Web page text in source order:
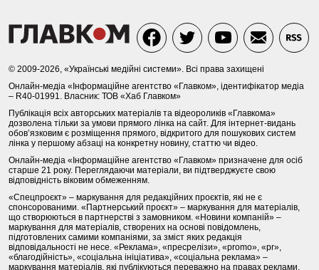
© 2009-2026, «Українські медійні системи». Всі права захищені
Онлайн-медіа «Інформаційне агентство «Главком», ідентифікатор медіа
– R40-01991. Власник: ТОВ «Хаб Главком»
Публікація всіх авторських матеріалів та відеороликів «Главкома»
дозволена тільки за умови прямого лінка на сайт. Для інтернет-видань
обов’язковим є розміщення прямого, відкритого для пошукових систем
лінка у першому абзаці на конкретну новину, статтю чи відео.
Онлайн-медіа «Інформаційне агентство «Главком» призначене для осіб
старше 21 року. Переглядаючи матеріали, ви підтверджуєте свою
відповідність віковим обмеженням.
«Спецпроєкт» – маркування для редакційних проєктів, які не є
спонсорованими. «Партнерський проєкт» – маркування для матеріалів,
що створюються в партнерстві з замовником. «Новини компаній» –
маркування для матеріалів, створених на основі повідомлень,
підготовлених самими компаніями, за зміст яких редакція
відповідальності не несе. «Реклама», «пресрелізи», «promo», «pr»,
«благодійність», «соціальна ініціатива», «соціальна реклама» –
маркування матеріалів, які публікуються переважно на правах реклами.